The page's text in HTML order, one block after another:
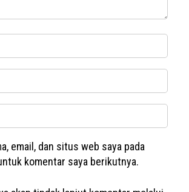
email, dan situs web saya pada
komentar saya berikutnya.